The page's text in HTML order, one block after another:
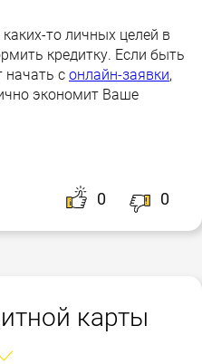
то личных целей в
кредитку. Если быть
начать с онлайн-заявки,
экономит Ваше
0 0
карты